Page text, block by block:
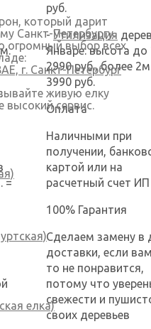
=
руб.
-Утилизация
Январе: высота до
2990 руб., более
3990 руб.
Оплата
Наличными при
получении,
картой или на
расчетный счет ИП
100% Гарантия
Сделаем замену в
доставки, если
то не понравится,
потому что
свежести и
своих деревьев
который дарит
Санкт-Петербургу.
огромный выбор всех
г. Санкт-Петербург
живую елку
высокий сервис.
елка)